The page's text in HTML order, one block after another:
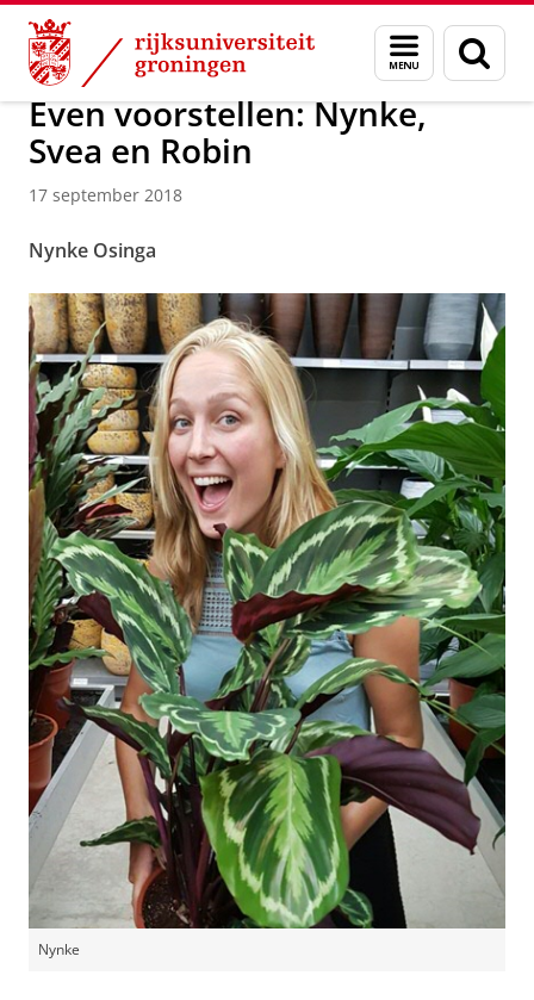
Skip
Content
Skip
Navigation
Menu
en
zoeken
Over ons Profiel Feiten en cijfers Duurzaamheid
Even voorstellen: Nynke,
Svea en Robin
17 september 2018
Nynke Osinga
Nynke